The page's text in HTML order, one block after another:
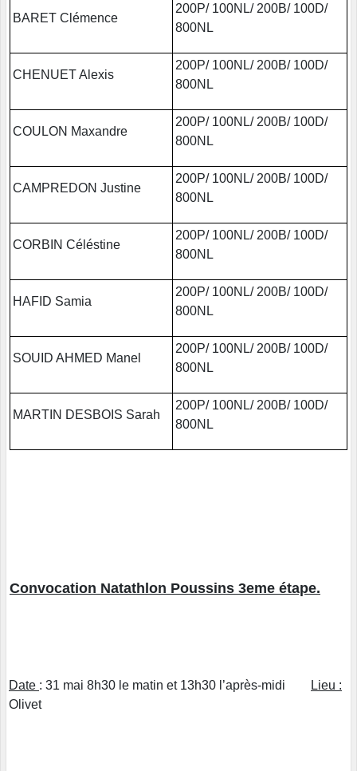
BARET Clémence
200P/ 100NL/ 200B/ 100D/
800NL
CHENUET Alexis
200P/ 100NL/ 200B/ 100D/
800NL
COULON Maxandre
200P/ 100NL/ 200B/ 100D/
800NL
CAMPREDON Justine
200P/ 100NL/ 200B/ 100D/
800NL
CORBIN Céléstine
200P/ 100NL/ 200B/ 100D/
800NL
HAFID Samia
200P/ 100NL/ 200B/ 100D/
800NL
SOUID AHMED Manel
200P/ 100NL/ 200B/ 100D/
800NL
MARTIN DESBOIS Sarah
200P/ 100NL/ 200B/ 100D/
800NL
Convocation Natathlon Poussins 3eme étape.
Date : 31 mai 8h30 le matin et 13h30 l’après-midi
Lieu :
Olivet